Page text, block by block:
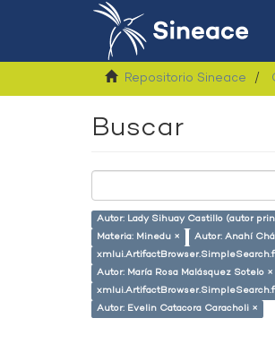
Repositorio Sineace
Buscar
Autor: Lady Sihuay Castillo (autor
Materia: Minedu ×
Autor: Anahí
Autor: María Rosa Malásquez Sotelo ×
Autor: Evelin Catacora Caracholi ×